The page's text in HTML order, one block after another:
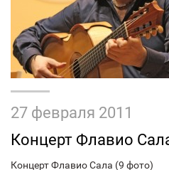
27 февраля 2011
Концерт Флавио
Концерт Флавио Сала (9 фото)